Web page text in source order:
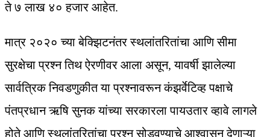
ते ७ लाख ४० हजार आहेत.
मात्र २०२० च्या बेक्झिटनंतर स्थलांतरितांचा आणि सीमा
सुरक्षेचा प्रश्न तिथ ऐरणीवर आला असून, यावर्षी झालेल्या
सार्वत्रिक निवडणुकीत या प्रश्नावरून कंझर्वेटिव्ह पक्षाचे
पंतप्रधान ऋषि सुनक यांच्या सरकारला पायउतार व्हावे लागले
होते आणि स्थलांतरितांचा प्रश्न सोडवण्याचे आश्वासन देणाऱ्या